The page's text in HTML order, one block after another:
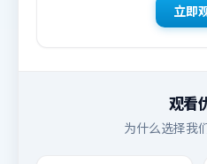
立即
观看
为什么选择我